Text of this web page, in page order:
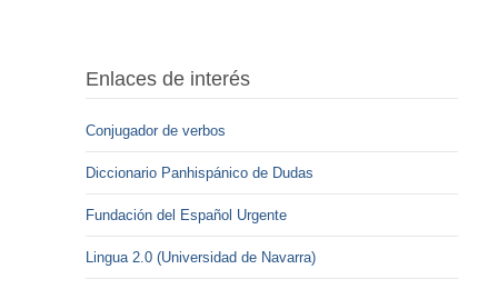
Enlaces de interés
Conjugador de verbos
Diccionario Panhispánico de Dudas
Fundación del Español Urgente
Lingua 2.0 (Universidad de Navarra)